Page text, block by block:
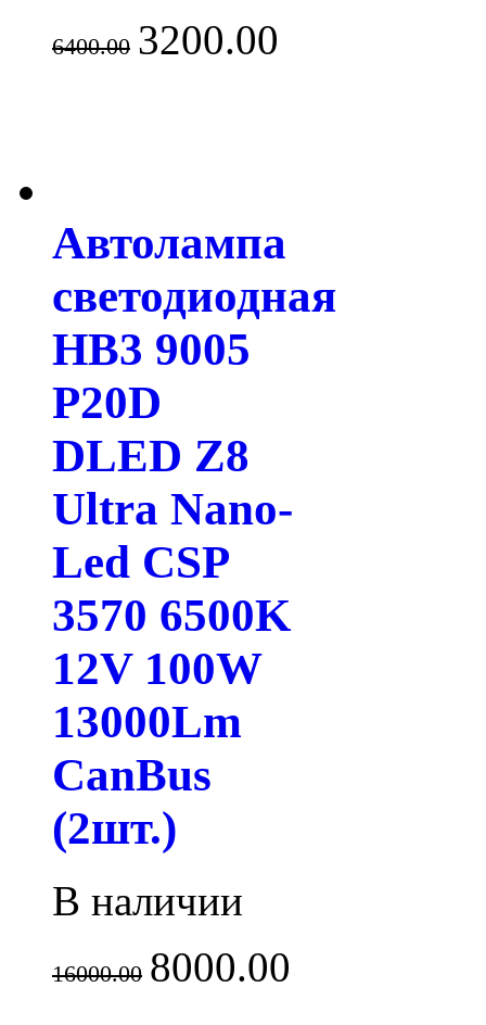
6400.00 3200.00
Автолампа
светодиодная
HB3 9005
P20D
DLED Z8
Ultra Nano-
Led CSP
3570 6500K
12V 100W
13000Lm
CanBus
(2шт.)
В наличии
16000.00 8000.00